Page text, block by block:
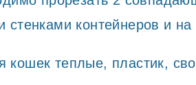
контейнеров и